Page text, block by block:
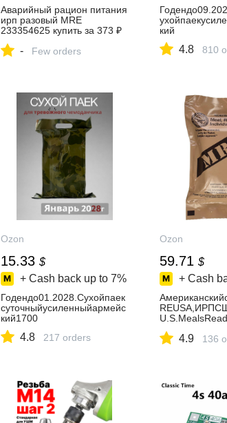
Аварийный рацион питания
ирп разовый MRE
233354625 купить за 373 ₽
Wildberries
- Few orders
кий
4.8 810
Ozon
15.33 $
+ Cash back up to 7%
Годендо01.2028.Сухойпаек
суточныйусиленныйармейс
кий1700
4.8 217 orders
Ozon
59.71 $
+ Cash
4.9 136